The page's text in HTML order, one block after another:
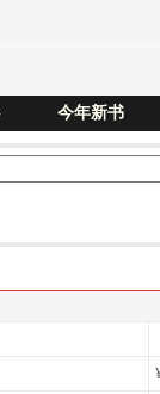
今年新书